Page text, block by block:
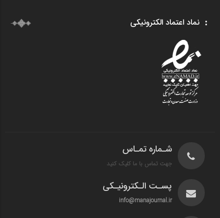
نماد اعتماد الکترونیکی
شـماره تمـاس
جهت تماس با ما کلیک کنید
پسـت الـکترونیـکی
info@manajournal.ir